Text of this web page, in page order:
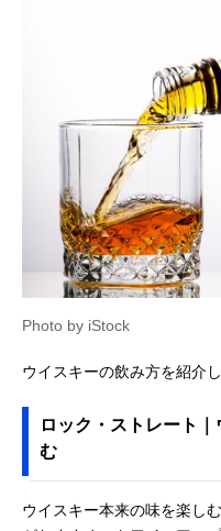
Photo by iStock
ウイスキーの飲み方を紹介し
ロック・ストレート
む
ウイスキー本来の味を楽し